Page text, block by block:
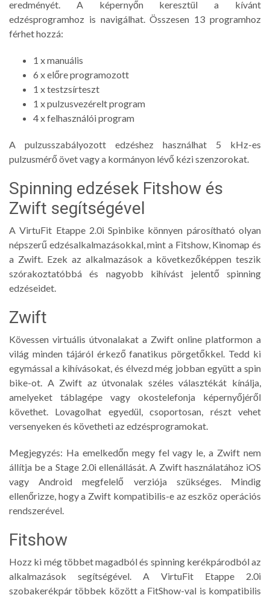
eredményét. A képernyőn keresztül a kívánt
edzésprogramhoz is navigálhat. Összesen 13 programhoz
férhet hozzá:
1 x manuális
6 x előre programozott
1 x testzsírteszt
1 x pulzusvezérelt program
4 x felhasználói program
A pulzusszabályozott edzéshez használhat 5 kHz-es
pulzusmérő övet vagy a kormányon lévő kézi szenzorokat.
Spinning edzések Fitshow és
Zwift segítségével
A VirtuFit Etappe 2.0i Spinbike könnyen párosítható olyan
népszerű edzésalkalmazásokkal, mint a Fitshow, Kinomap és
a Zwift. Ezek az alkalmazások a következőképpen teszik
szórakoztatóbbá és nagyobb kihívást jelentő spinning
edzéseidet.
Zwift
Kövessen virtuális útvonalakat a Zwift online platformon a
világ minden tájáról érkező fanatikus pörgetőkkel. Tedd ki
egymással a kihívásokat, és élvezd még jobban együtt a spin
bike-ot. A Zwift az útvonalak széles választékát kínálja,
amelyeket táblagépe vagy okostelefonja képernyőjéről
követhet. Lovagolhat egyedül, csoportosan, részt vehet
versenyeken és követheti az edzésprogramokat.
Megjegyzés: Ha emelkedőn megy fel vagy le, a Zwift nem
állítja be a Stage 2.0i ellenállását. A Zwift használatához iOS
vagy Android megfelelő verziója szükséges. Mindig
ellenőrizze, hogy a Zwift kompatibilis-e az eszköz operációs
rendszerével.
Fitshow
Hozz ki még többet magadból és spinning kerékpárodból az
alkalmazások segítségével. A VirtuFit Etappe 2.0i
szobakerékpár többek között a FitShow-val is kompatibilis